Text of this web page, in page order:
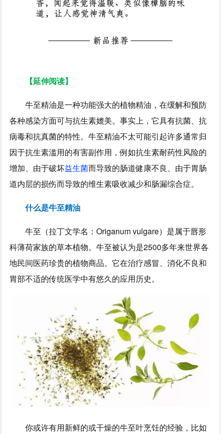
【延伸阅读】
牛至精油是一种功能强大的植物精油，在缓解和预防
各种感染方面可与抗生素媲美。事实上，它具有抗菌、抗
病毒和抗真菌的特性。牛至精油不太可能引起许多通常归
因于抗生素滥用的有害副作用，例如抗生素耐药性风险的
增加、由于破坏益生菌而导致的肠道健康不良、由于胃肠
道内层的损伤而导致的维生素吸收减少和肠漏综合症。
什么是牛至精油
牛至（拉丁文学名：Origanum vulgare）是属于唇形
科薄荷家族的草本植物。牛至被认为是2500多年来世界各
地民间医药珍贵的植物商品。它在治疗感冒、消化不良和
胃部不适的传统医学中有悠久的应用历史。
你或许有用新鲜的或干燥的牛至叶烹饪的经验，比如